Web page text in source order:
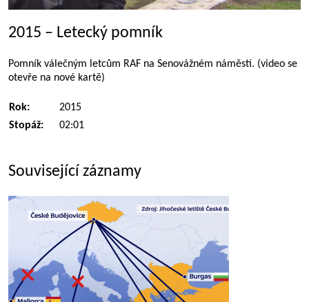
2015 – Letecký pomník
Pomník válečným letcům RAF na Senovážném náměstí. (video se
otevře na nové kartě)
Rok:
2015
Stopáž:
02:01
Související záznamy